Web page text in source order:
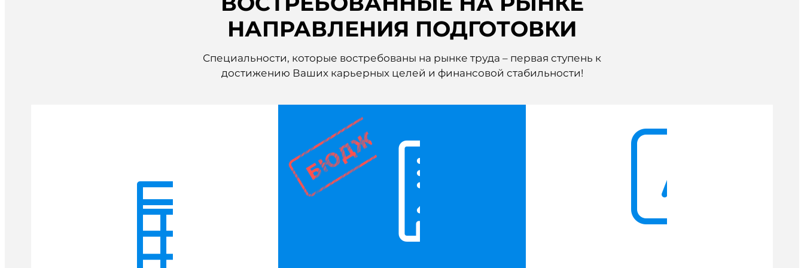
НАПРАВЛЕНИЯ ПОДГОТОВКИ
Специальности, которые востребованы на рынке труда – первая ступень к
достижению Ваших карьерных целей и финансовой стабильности!